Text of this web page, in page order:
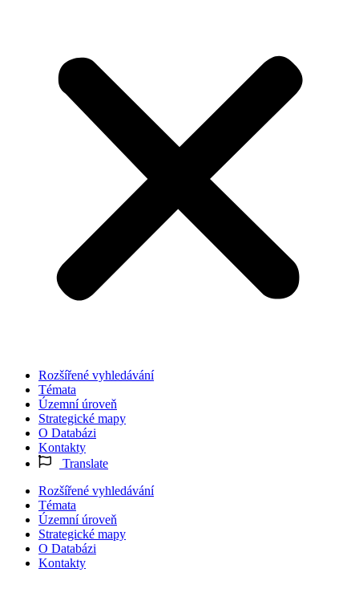
Rozšířené vyhledávání
Témata
Územní úroveň
Strategické mapy
O Databázi
Kontakty
Translate
Rozšířené vyhledávání
Témata
Územní úroveň
Strategické mapy
O Databázi
Kontakty